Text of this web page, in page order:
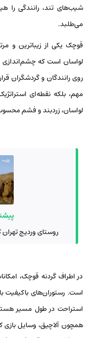
شیب‌های تند، رانندگی را
می‌طلبد.
قوچک یکی از زیباترین و
لواسان است که چشم‌اندازی
روی رانندگان و گردشگران
مهم، بلکه نقطه‌ای
لواسان، زردبند و فشم
روستای وردیج
در اطراف گردنه قوچک،
است. رستوران‌های باکیفیت
استراحت در طول مسیر
همچون آلاچیق، وسایل